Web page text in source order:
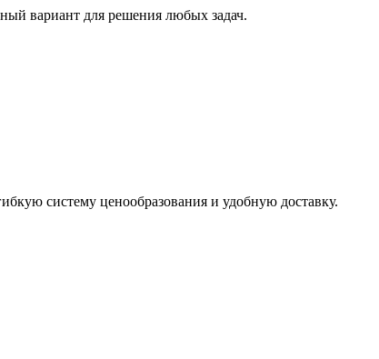
вариант для решения любых задач.
систему ценообразования и удобную доставку.